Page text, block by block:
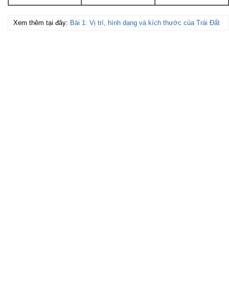
Xem thêm tại đây: Bài 1: Vị trí, hình dạng và kích thước của Trái Đất